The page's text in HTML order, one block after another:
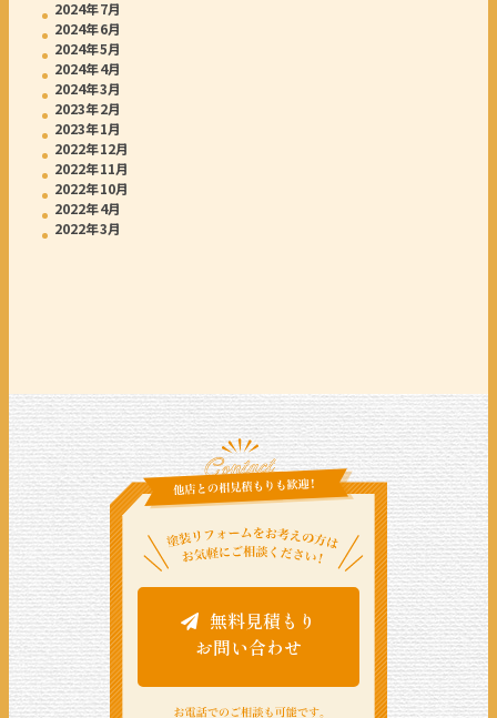
2024年7月
2024年6月
2024年5月
2024年4月
2024年3月
2023年2月
2023年1月
2022年12月
2022年11月
2022年10月
2022年4月
2022年3月
無料見積もり
お問い合わせ